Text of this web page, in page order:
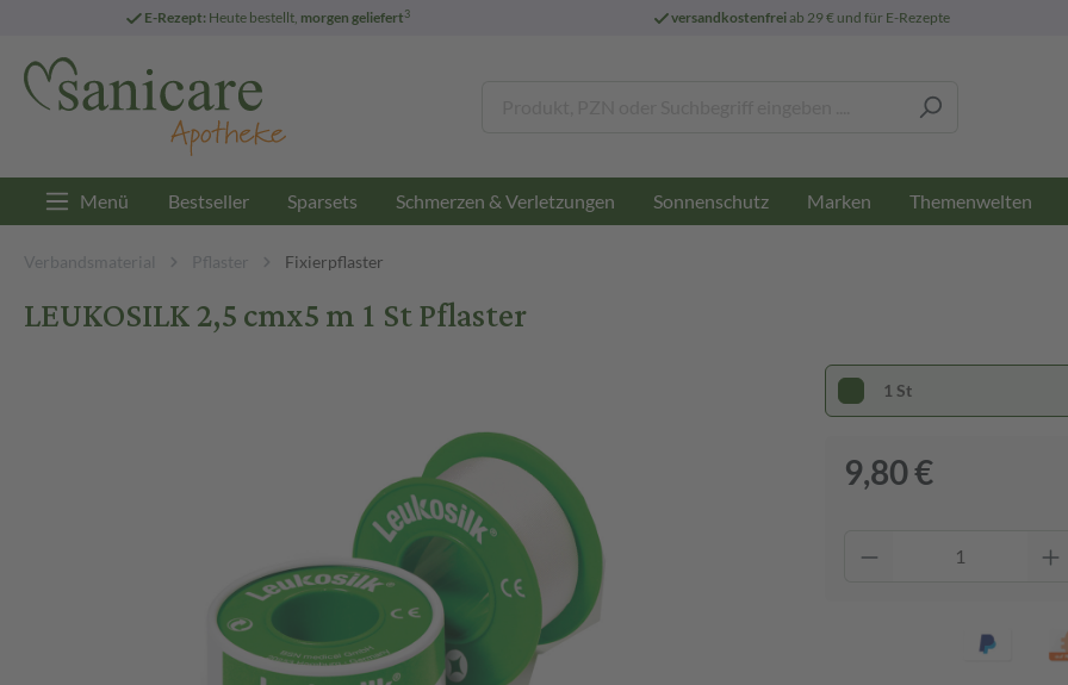
E-Rezept: Heute bestellt, morgen geliefert3 versandkostenfreiab 29 € und für E-Rezepte
Menü Bestseller Sparsets Schmerzen & Verletzungen Sonnenschutz Marken Themenwelten
Verbandsmaterial Pflaster Fixierpflaster
LEUKOSILK 2,5 cmx5 m 1 St Pflaster
1 St
9,80 €